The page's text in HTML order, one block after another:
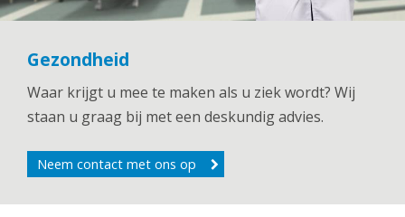
Gezondheid
Waar krijgt u mee te maken als u ziek wordt? Wij
staan u graag bij met een deskundig advies.
Neem contact met ons op